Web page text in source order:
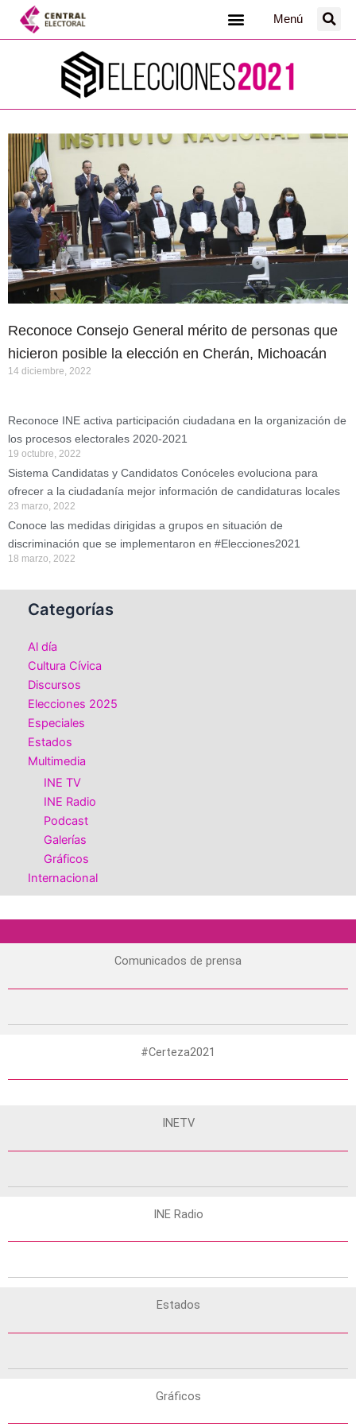
Menú
Reconoce Consejo General mérito de personas que
hicieron posible la elección en Cherán, Michoacán
14 diciembre, 2022
Reconoce INE activa participación ciudadana en la organización de
los procesos electorales 2020-2021
19 octubre, 2022
Sistema Candidatas y Candidatos Conóceles evoluciona para
ofrecer a la ciudadanía mejor información de candidaturas locales
23 marzo, 2022
Conoce las medidas dirigidas a grupos en situación de
discriminación que se implementaron en #Elecciones2021
18 marzo, 2022
Categorías
Al día
Cultura Cívica
Discursos
Elecciones 2025
Especiales
Estados
Multimedia
INE TV
INE Radio
Podcast
Galerías
Gráficos
Internacional
Comunicados de prensa
#Certeza2021
INETV
INE Radio
Estados
Gráficos